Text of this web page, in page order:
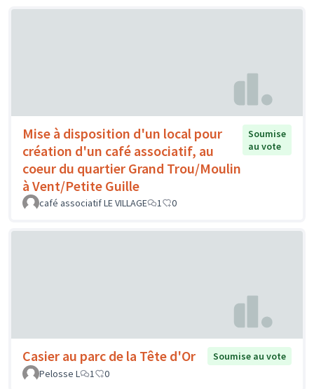
Mise à disposition d'un local pour
création d'un café associatif, au
coeur du quartier Grand Trou/Moulin
à Vent/Petite Guille
Soumise
au vote
café associatif LE VILLAGE 1 0
Casier au parc de la Tête d'Or
Soumise au vote
Pelosse L
1 0